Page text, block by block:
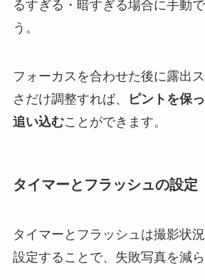
るすぎる・暗すぎる場合に手動
う。
フォーカスを合わせた後に露出
さだけ調整すれば、
ピントを保
追い込むことができます。
タイマーとフラッシュの設定
タイマーとフラッシュは撮影状
設定することで、失敗写真を減ら